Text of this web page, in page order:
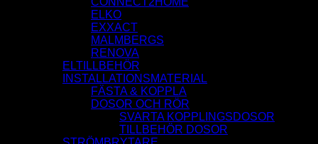
ELKO
EXXACT
MALMBERGS
RENOVA
ELTILLBEHÖR
INSTALLATIONSMATERIAL
FÄSTA & KOPPLA
DOSOR OCH RÖR
SVARTA KOPPLINGSDOSOR
TILLBEHÖR DOSOR